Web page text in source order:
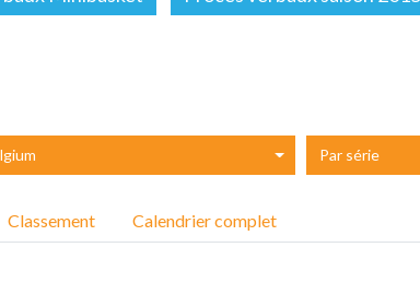
Par série
Classement Calendrier complet